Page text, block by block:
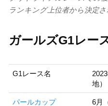
ランキング上位者から決定さ
ガールズG1レー
G1レース名
地）
パールカップ 6月